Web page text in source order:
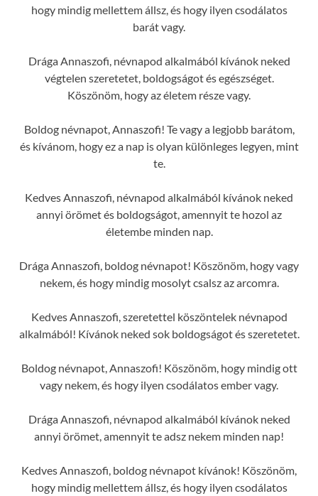
hogy mindig mellettem állsz, és hogy ilyen csodálatos
barát vagy.
Drága Annaszofi, névnapod alkalmából kívánok neked
végtelen szeretetet, boldogságot és egészséget.
Köszönöm, hogy az életem része vagy.
Boldog névnapot, Annaszofi! Te vagy a legjobb barátom,
és kívánom, hogy ez a nap is olyan különleges legyen, mint
te.
Kedves Annaszofi, névnapod alkalmából kívánok neked
annyi örömet és boldogságot, amennyit te hozol az
életembe minden nap.
Drága Annaszofi, boldog névnapot! Köszönöm, hogy vagy
nekem, és hogy mindig mosolyt csalsz az arcomra.
Kedves Annaszofi, szeretettel köszöntelek névnapod
alkalmából! Kívánok neked sok boldogságot és szeretetet.
Boldog névnapot, Annaszofi! Köszönöm, hogy mindig ott
vagy nekem, és hogy ilyen csodálatos ember vagy.
Drága Annaszofi, névnapod alkalmából kívánok neked
annyi örömet, amennyit te adsz nekem minden nap!
Kedves Annaszofi, boldog névnapot kívánok! Köszönöm,
hogy mindig mellettem állsz, és hogy ilyen csodálatos